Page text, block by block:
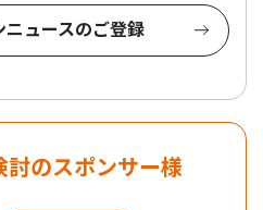
ニュースのご登録
討のスポンサー様